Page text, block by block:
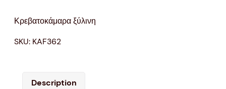
Κρεβατοκάμαρα ξύλινη
SKU: KAF362
Description